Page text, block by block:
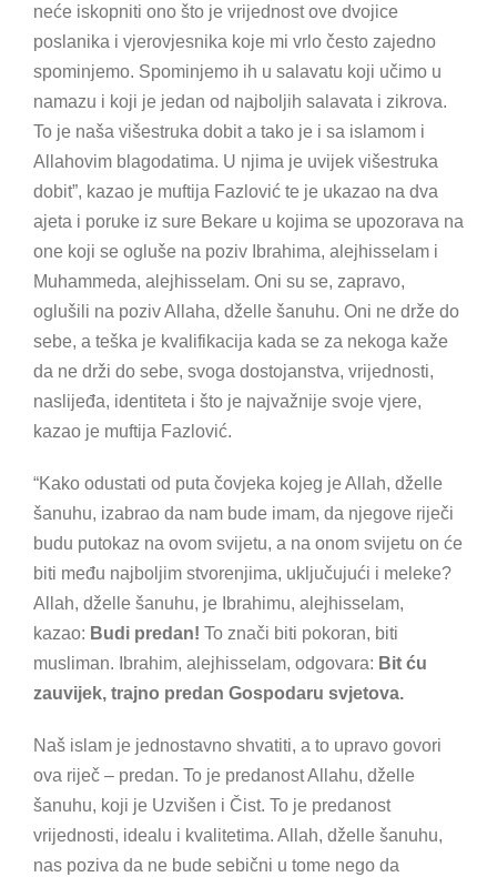
neće iskopniti ono što je vrijednost ove dvojice
poslanika i vjerovjesnika koje mi vrlo često zajedno
spominjemo. Spominjemo ih u salavatu koji učimo u
namazu i koji je jedan od najboljih salavata i zikrova.
To je naša višestruka dobit a tako je i sa islamom i
Allahovim blagodatima. U njima je uvijek višestruka
dobit”, kazao je muftija Fazlović te je ukazao na dva
ajeta i poruke iz sure Bekare u kojima se upozorava na
one koji se ogluše na poziv Ibrahima, alejhisselam i
Muhammeda, alejhisselam. Oni su se, zapravo,
oglušili na poziv Allaha, dželle šanuhu. Oni ne drže do
sebe, a teška je kvalifikacija kada se za nekoga kaže
da ne drži do sebe, svoga dostojanstva, vrijednosti,
naslijeđa, identiteta i što je najvažnije svoje vjere,
kazao je muftija Fazlović.
“Kako odustati od puta čovjeka kojeg je Allah, dželle
šanuhu, izabrao da nam bude imam, da njegove riječi
budu putokaz na ovom svijetu, a na onom svijetu on će
biti među najboljim stvorenjima, uključujući i meleke?
Allah, dželle šanuhu, je Ibrahimu, alejhisselam,
kazao: Budi predan! To znači biti pokoran, biti
musliman. Ibrahim, alejhisselam, odgovara: Bit ću
zauvijek, trajno predan Gospodaru svjetova.
Naš islam je jednostavno shvatiti, a to upravo govori
ova riječ – predan. To je predanost Allahu, dželle
šanuhu, koji je Uzvišen i Čist. To je predanost
vrijednosti, idealu i kvalitetima. Allah, dželle šanuhu,
nas poziva da ne bude sebični u tome nego da